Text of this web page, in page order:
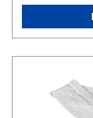
einen BJJ-/
verstärkte Öse